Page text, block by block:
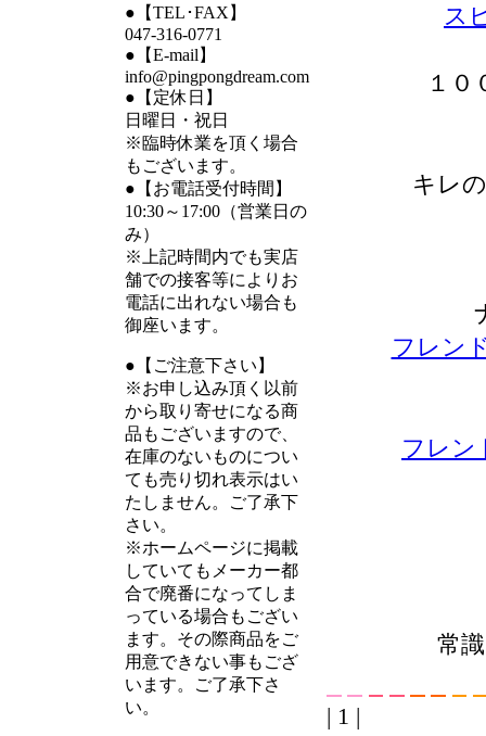
●【TEL･FAX】
047-316-0771
●【E-mail】
info@pingpongdream.com
●【定休日】
日曜日・祝日
※臨時休業を頂く場合
もございます。
●【お電話受付時間】
10:30～17:00（営業日の
み）
※上記時間内でも実店
舗での接客等によりお
電話に出れない場合も
御座います。
●【ご注意下さい】
※お申し込み頂く以前
から取り寄せになる商
品もございますので、
在庫のないものについ
ても売り切れ表示はい
たしません。ご了承下
さい。
※ホームページに掲載
していてもメーカー都
合で廃番になってしま
っている場合もござい
ます。その際商品をご
用意できない事もござ
います。ご了承下さ
い。
ス
１０
キレ
フレン
フレン
常
| 1 |